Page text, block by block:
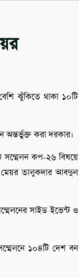
ঝুঁকিতে থাকা ১০টি
করা দরকার।
সম্মেলন কপ-২৬ বিষয়ে
মেয়র তালুকদার আবদুল
সাইড ইভেন্ট ও
১০৪টি দেশ বন